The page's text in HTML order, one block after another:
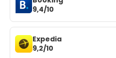
9,4/10
Expedia
9,2/10